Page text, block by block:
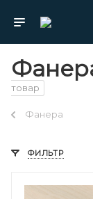
товар
Фанера
ФИЛЬТР